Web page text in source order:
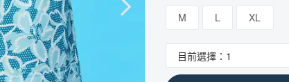
M L XL